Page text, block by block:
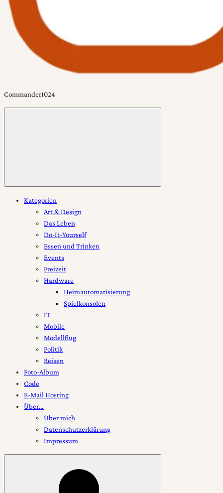
Commander1024
Kategorien
Art & Design
Das Leben
Do-It-Yourself
Essen und Trinken
Events
Freizeit
Hardware
Heimautomatisierung
Spielkonsolen
IT
Mobile
Modellflug
Politik
Reisen
Foto-Album
Code
E-Mail Hosting
Über…
Über mich
Datenschutzerklärung
Impressum